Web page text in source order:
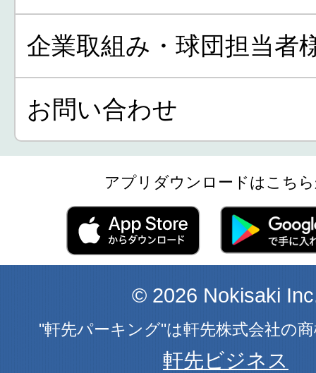
企業取組み・球団担当者
お問い合わせ
アプリダウンロードはこち
© 2026 Nokisaki
"軒先パーキング"は軒先株式会社の
軒先ビジネス